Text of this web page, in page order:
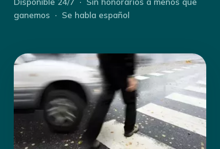
ganemos · Se habla español